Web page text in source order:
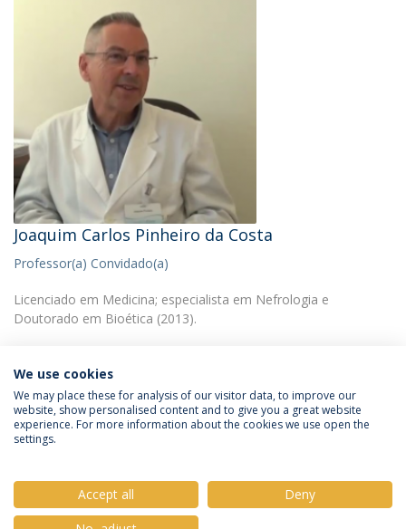
Joaquim Carlos Pinheiro da Costa
Professor(a) Convidado(a)
Licenciado em Medicina; especialista em Nefrologia e
Doutorado em Bioética (2013).
Política de Privacidade
Termos & Condições
We use cookies
We may place these for analysis of our visitor data, to improve our
website, show personalised content and to give you a great website
experience. For more information about the cookies we use open the
settings.
Accept all
Deny